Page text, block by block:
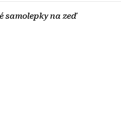
samolepky na zeď